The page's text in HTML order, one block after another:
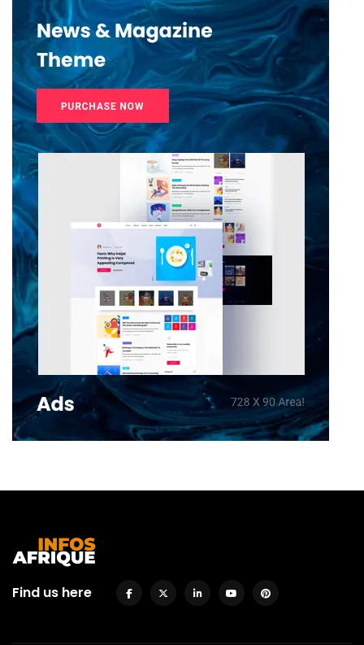
Find us here